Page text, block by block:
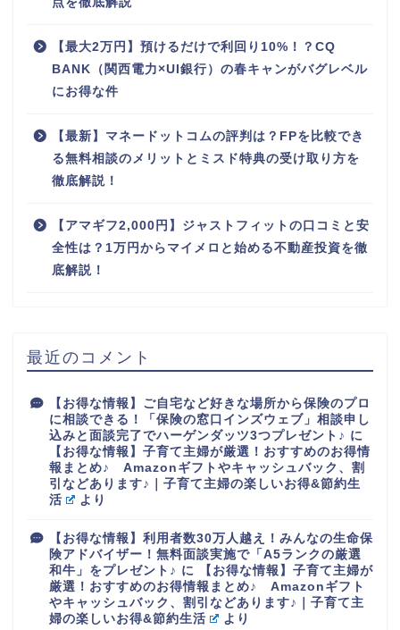
【最大2万円】預けるだけで利回り10%！？CQ
BANK（関西電力×UI銀行）の春キャンがバグレベル
にお得な件
【最新】マネードットコムの評判は？FPを比較でき
る無料相談のメリットとミスド特典の受け取り方を
徹底解説！
【アマギフ2,000円】ジャストフィットの口コミと安
全性は？1万円からマイメロと始める不動産投資を徹
底解説！
最近のコメント
【お得な情報】ご自宅など好きな場所から保険のプロ
に相談できる！「保険の窓口インズウェブ」相談申し
込みと面談完了でハーゲンダッツ3つプレゼント♪ に
【お得な情報】子育て主婦が厳選！おすすめのお得情
報まとめ♪ Amazonギフトやキャッシュバック、割
引などあります♪｜子育て主婦の楽しいお得&節約生
活
より
【お得な情報】利用者数30万人越え！みんなの生命保
険アドバイザー！無料面談実施で「A5ランクの厳選
和牛」をプレゼント♪ に
【お得な情報】子育て主婦が
厳選！おすすめのお得情報まとめ♪ Amazonギフト
やキャッシュバック、割引などあります♪｜子育て主
婦の楽しいお得&節約生活
より